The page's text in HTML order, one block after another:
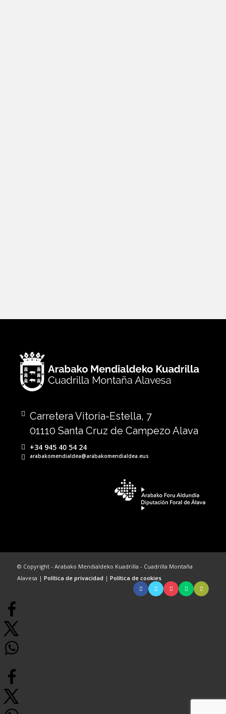
Carretera Vitoria-Estella, 7
01110 Santa Cruz de Campezo Alava
+34 945 40 54 24
arabakomendialdea@arabakomendialdea.eus
© Copyright - Arabako Mendialdeko Kuadrilla - Cuadrilla Montaña
Alavesa | Política de privacidad | Política de cookies